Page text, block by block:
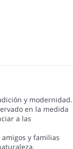
y modernidad.
en la medida
a las
y familias